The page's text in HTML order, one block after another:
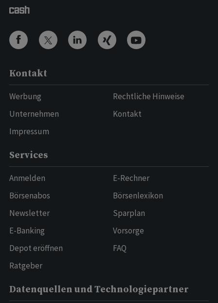
Kontakt
Werbung
Unternehmen
Impressum
Rechtliche Hinweise
Kontakt
Services
Anmelden
Börsenabos
Newsletter
E-Banking
Depot eröffnen
Ratgeber
E-Rechner
Börsenlexikon
Sparplan
Vorsorge
FAQ
Datenquellen und Technologiepartner